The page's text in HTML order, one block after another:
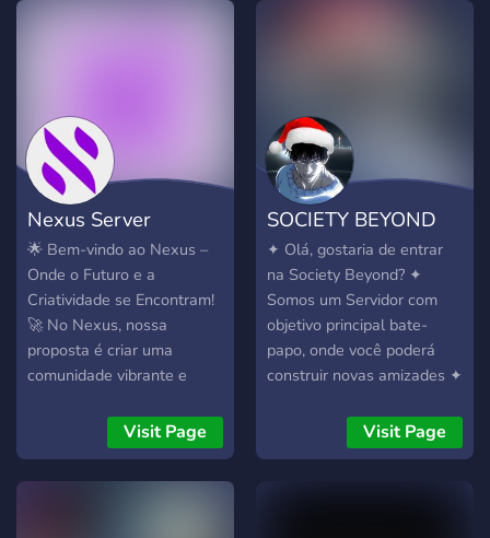
Nexus Server
🌟 Bem-vindo ao Nexus –
Onde o Futuro e a
Criatividade se Encontram!
🚀 No Nexus, nossa
proposta é criar uma
comunidade vibrante e
inovação, a cultura pop e o
hype se unem. Aqui, os
membros têm a chance de
Visit Page
SOCIETY BEYOND
✦ Olá, gostaria de entrar
na Society Beyond? ✦
Somos um Servidor com
objetivo principal bate-
papo, onde você poderá
construir novas amizades ✦
➜ 💬 Chat ativo ➜ 📞 Call's
➜ 🏆 Cargos de XP ➜💎
Visit Page